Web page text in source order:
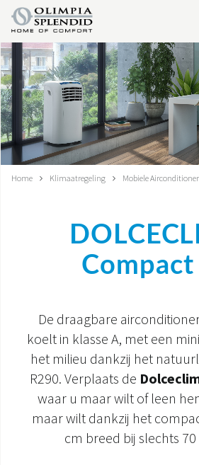
NEDERLANDSE
HOME
KLIMAATREGELING
VERWARMING
GEÏNTEGREERDE SYSTEMEN
DOCUMENTATIE PRODUCTEN
Home Klimaatregeling Mobiele
De draagbare
koelt in klasse A, met een
het milieu dankzij het
R290. Verplaats de
waar u maar wilt of leen
maar wilt dankzij het
cm breed bij slechts